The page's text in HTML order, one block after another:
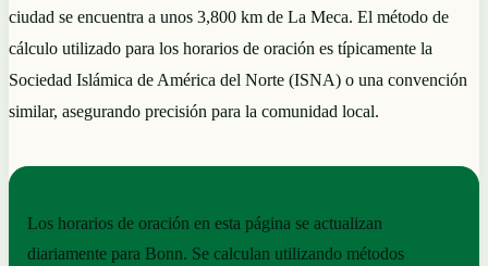
ciudad se encuentra a unos 3,800 km de La Meca. El método de
cálculo utilizado para los horarios de oración es típicamente la
Sociedad Islámica de América del Norte (ISNA) o una convención
similar, asegurando precisión para la comunidad local.
Los horarios de oración en esta página se actualizan
diariamente para Bonn. Se calculan utilizando métodos